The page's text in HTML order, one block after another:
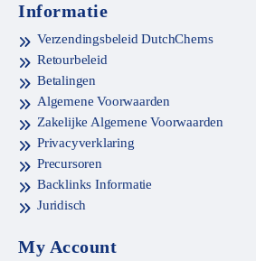
Informatie
Verzendingsbeleid DutchChems
Retourbeleid
Betalingen
Algemene Voorwaarden
Zakelijke Algemene Voorwaarden
Privacyverklaring
Precursoren
Backlinks Informatie
Juridisch
My Account